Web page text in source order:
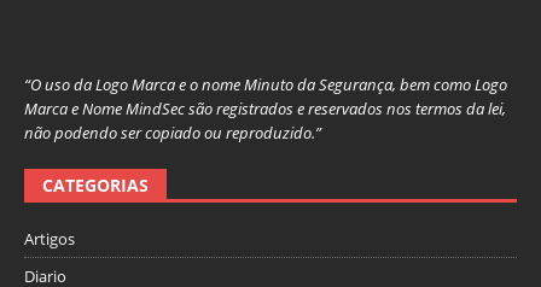
“O uso da Logo Marca e o nome Minuto da Segurança, bem como Logo
Marca e Nome MindSec são registrados e reservados nos termos da lei,
não podendo ser copiado ou reproduzido.”
CATEGORIAS
Artigos
Diario